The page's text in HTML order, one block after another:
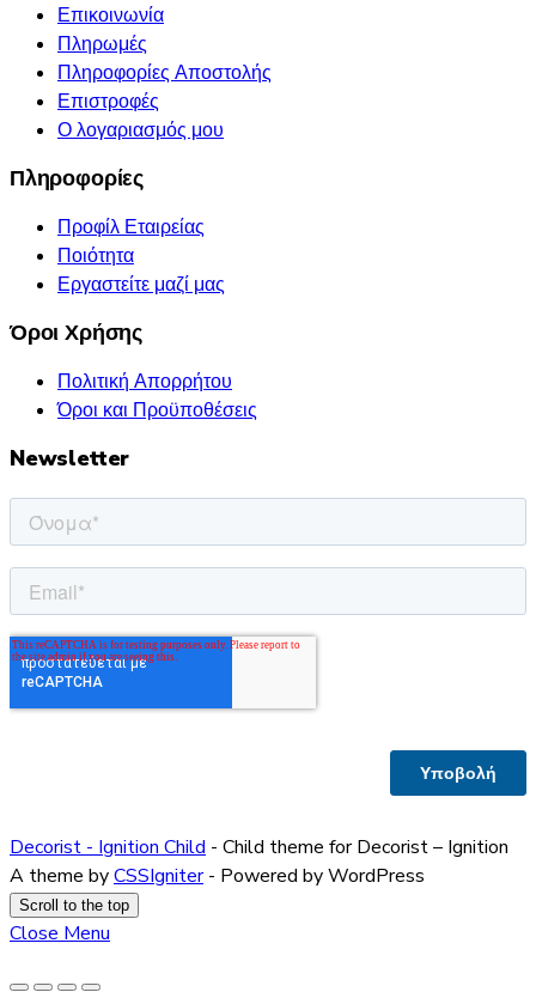
Επικοινωνία
Πληρωμές
Πληροφορίες Αποστολής
Επιστροφές
Ο λογαριασμός μου
Πληροφορίες
Προφίλ Εταιρείας
Ποιότητα
Εργαστείτε μαζί μας
Όροι Χρήσης
Πολιτική Απορρήτου
Όροι και Προϋποθέσεις
Newsletter
Decorist - Ignition Child - Child theme for Decorist – Ignition
A theme byCSSIgniter- Powered by WordPress
Scroll to the top
Close Menu